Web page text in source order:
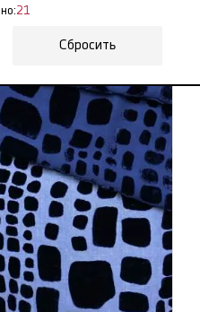
21
Сбросить